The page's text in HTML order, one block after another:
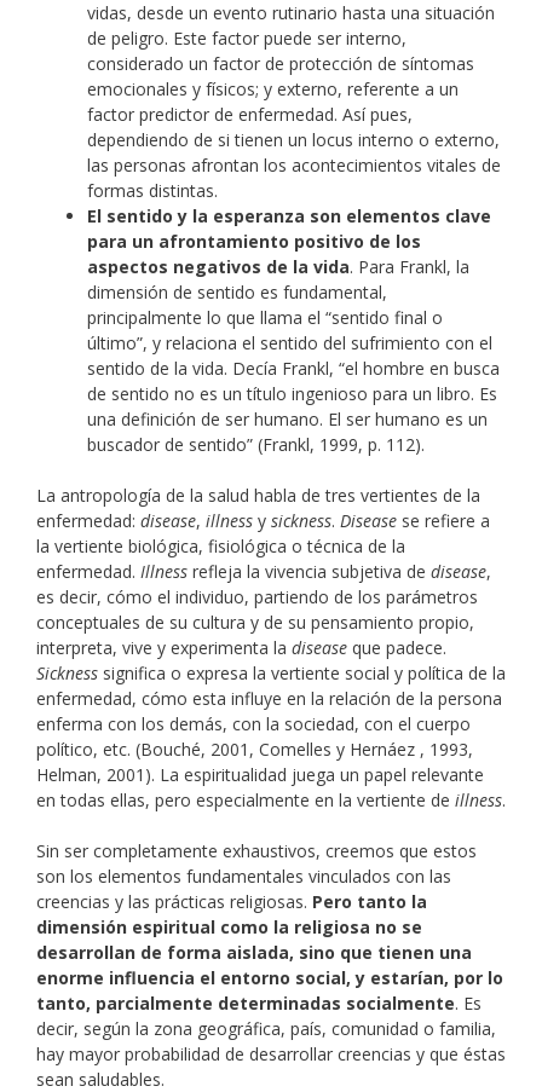
vidas, desde un evento rutinario hasta una situación
de peligro. Este factor puede ser interno,
considerado un factor de protección de síntomas
emocionales y físicos; y externo, referente a un
factor predictor de enfermedad. Así pues,
dependiendo de si tienen un locus interno o externo,
las personas afrontan los acontecimientos vitales de
formas distintas.
El sentido y la esperanza son elementos clave
para un afrontamiento positivo de los
aspectos negativos de la vida. Para Frankl, la
dimensión de sentido es fundamental,
principalmente lo que llama el “sentido final o
último”, y relaciona el sentido del sufrimiento con el
sentido de la vida. Decía Frankl, “el hombre en busca
de sentido no es un título ingenioso para un libro. Es
una definición de ser humano. El ser humano es un
buscador de sentido” (Frankl, 1999, p. 112).
La antropología de la salud habla de tres vertientes de la
enfermedad: disease, illness y sickness. Disease se refiere a
la vertiente biológica, fisiológica o técnica de la
enfermedad. Illness refleja la vivencia subjetiva de disease,
es decir, cómo el individuo, partiendo de los parámetros
conceptuales de su cultura y de su pensamiento propio,
interpreta, vive y experimenta la disease que padece.
Sickness significa o expresa la vertiente social y política de la
enfermedad, cómo esta influye en la relación de la persona
enferma con los demás, con la sociedad, con el cuerpo
político, etc. (Bouché, 2001, Comelles y Hernáez , 1993,
Helman, 2001). La espiritualidad juega un papel relevante
en todas ellas, pero especialmente en la vertiente de illness.
Sin ser completamente exhaustivos, creemos que estos
son los elementos fundamentales vinculados con las
creencias y las prácticas religiosas. Pero tanto la
dimensión espiritual como la religiosa no se
desarrollan de forma aislada, sino que tienen una
enorme influencia el entorno social, y estarían, por lo
tanto, parcialmente determinadas socialmente. Es
decir, según la zona geográfica, país, comunidad o familia,
hay mayor probabilidad de desarrollar creencias y que éstas
sean saludables.